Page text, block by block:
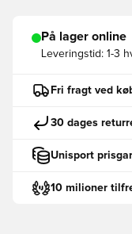
På lager online
Leveringstid: 1-3
Fri fragt ved
30 dages
Unisport
10 milioner